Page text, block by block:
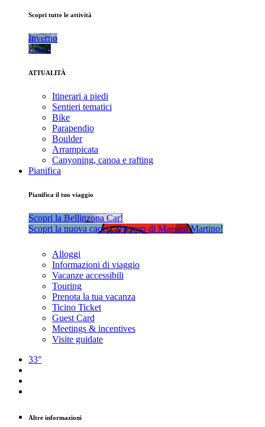
Scopri tutte le attività
Inverno
Estate
ATTUALITÀ
Itinerari a piedi
Sentieri tematici
Bike
Parapendio
Boulder
Arrampicata
Canyoning, canoa e rafting
Pianifica
Pianifica il tuo viaggio
Scopri la Bellinzona Car!
Scopri la nuova caccia al tesoro di Maestro Martino!
Alloggi
Informazioni di viaggio
Vacanze accessibili
Touring
Prenota la tua vacanza
Ticino Ticket
Guest Card
Meetings & incentives
Visite guidate
33°
Altre informazioni